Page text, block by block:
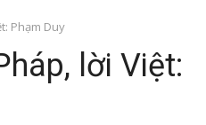
Phạm Duy
lời Việt: